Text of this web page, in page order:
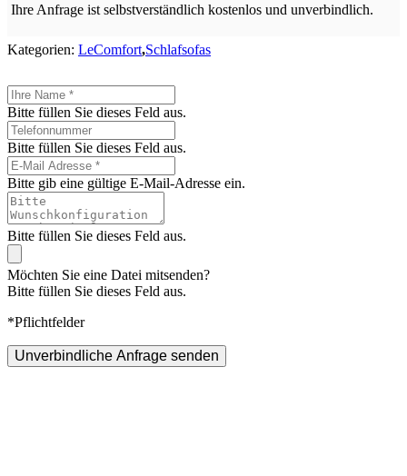
Ihre Anfrage ist selbstverständlich kostenlos und unverbindlich.
Kategorien: LeComfort,Schlafsofas
Bitte füllen Sie dieses Feld aus.
Bitte füllen Sie dieses Feld aus.
Bitte gib eine gültige E-Mail-Adresse ein.
Bitte füllen Sie dieses Feld aus.
Möchten Sie eine Datei mitsenden?
Bitte füllen Sie dieses Feld aus.
*Pflichtfelder
Unverbindliche Anfrage senden